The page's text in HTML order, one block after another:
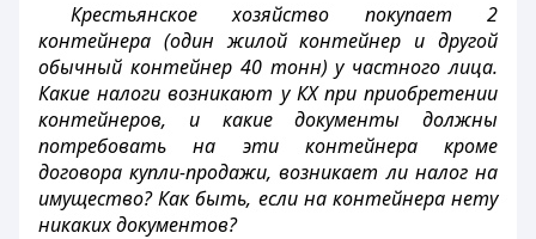
Крестьянское хозяйство покупает 2
контейнера (один жилой контейнер и другой
обычный контейнер 40 тонн) у частного лица.
Какие налоги возникают у КХ при приобретении
контейнеров, и какие документы должны
потребовать на эти контейнера кроме
договора купли-продажи, возникает ли налог на
имущество? Как быть, если на контейнера нету
никаких документов?